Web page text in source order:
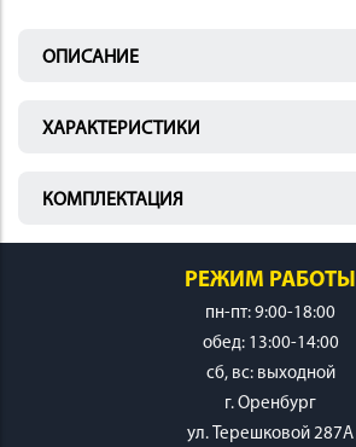
ОПИСАНИЕ
ХАРАКТЕРИСТИКИ
КОМПЛЕКТАЦИЯ
РЕЖИМ РАБОТЫ
пн-пт: 9:00-18:00
обед: 13:00-14:00
cб, вс: выходной
г. Оренбург
ул. Терешковой 287А